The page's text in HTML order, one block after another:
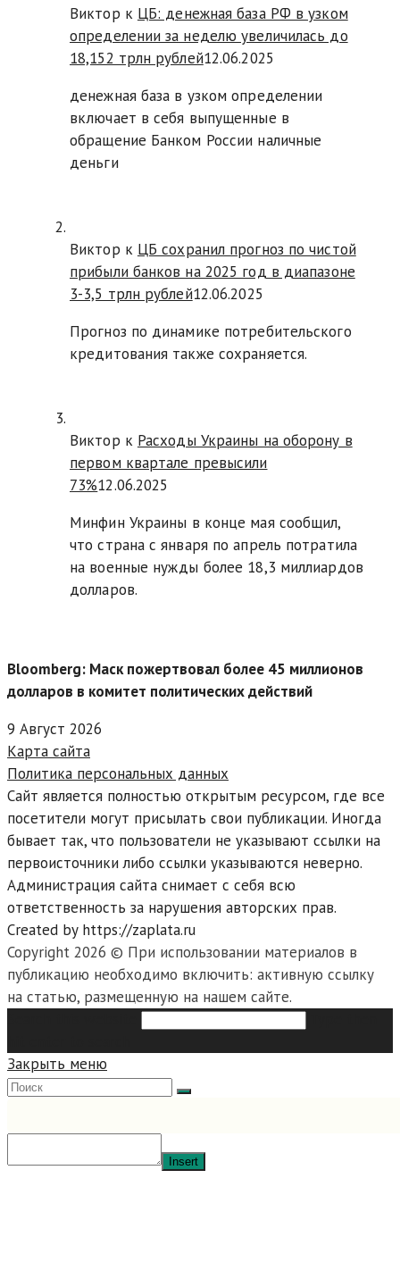
Виктор к ЦБ: денежная база РФ в узком
определении за неделю увеличилась до
18,152 трлн рублей12.06.2025
денежная база в узком определении
включает в себя выпущенные в
обращение Банком России наличные
деньги
Виктор к ЦБ сохранил прогноз по чистой
прибыли банков на 2025 год в диапазоне
3-3,5 трлн рублей12.06.2025
Прогноз по динамике потребительского
кредитования также сохраняется.
Виктор к Расходы Украины на оборону в
первом квартале превысили
73%12.06.2025
Минфин Украины в конце мая сообщил,
что страна с января по апрель потратила
на военные нужды более 18,3 миллиардов
долларов.
Bloomberg: Маск пожертвовал более 45 миллионов
долларов в комитет политических действий
9 Август 2026
Карта сайта
Политика персональных данных
Сайт является полностью открытым ресурсом, где все
посетители могут присылать свои публикации. Иногда
бывает так, что пользователи не указывают ссылки на
первоисточники либо ссылки указываются неверно.
Администрация сайта снимает с себя всю
ответственность за нарушения авторских прав.
Created by https://zaplata.ru
Copyright 2026 © При использовании материалов в
публикацию необходимо включить: активную ссылку
на статью, размещенную на нашем сайте.
Закрыть меню
Insert